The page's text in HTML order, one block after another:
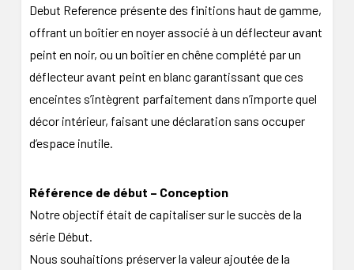
Debut Reference présente des finitions haut de gamme,
offrant un boîtier en noyer associé à un déflecteur avant
peint en noir, ou un boîtier en chêne complété par un
déflecteur avant peint en blanc garantissant que ces
enceintes s’intègrent parfaitement dans n’importe quel
décor intérieur, faisant une déclaration sans occuper
d’espace inutile.
Référence de début – Conception
Notre objectif était de capitaliser sur le succès de la
série Début.
Nous souhaitions préserver la valeur ajoutée de la